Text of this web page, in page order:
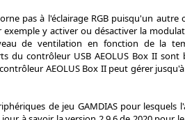
pas à l'éclairage RGB puisqu'un
y activer ou désactiver la
de ventilation en fonction de la
du contrôleur USB AEOLUS Box II
AEOLUS Box II peut gérer
de jeu GAMDIAS pour lesquels